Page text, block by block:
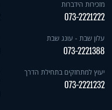
מזכירות הידברות
073-2221222
עלון שבת - עונג שבת
073-2221388
יעוץ למתחזקים בתחילת הדרך
073-2221232